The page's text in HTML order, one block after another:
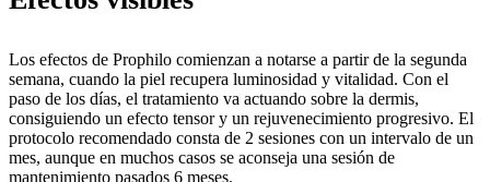
Los efectos de Prophilo comienzan a notarse a partir de la segunda
semana, cuando la piel recupera luminosidad y vitalidad. Con el
paso de los días, el tratamiento va actuando sobre la dermis,
consiguiendo un efecto tensor y un rejuvenecimiento progresivo. El
protocolo recomendado consta de 2 sesiones con un intervalo de un
mes, aunque en muchos casos se aconseja una sesión de
mantenimiento pasados 6 meses.